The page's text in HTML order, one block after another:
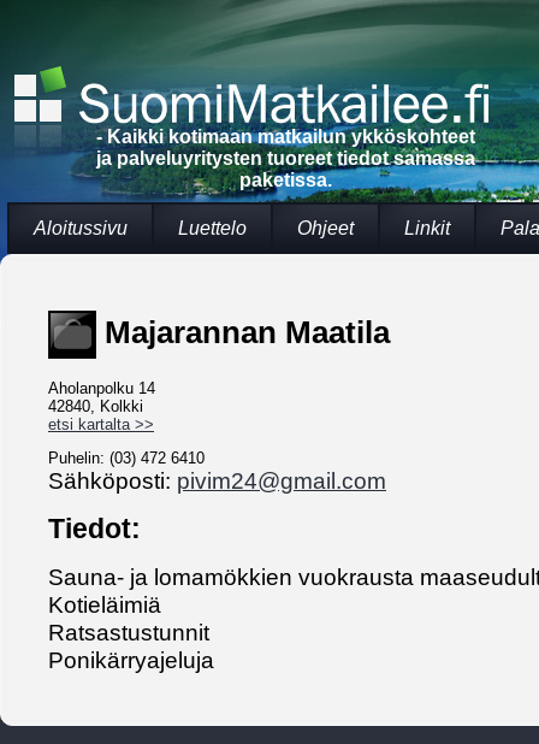
- Kaikki kotimaan matkailun ykköskohteet
ja palveluyritysten tuoreet tiedot samassa
paketissa.
Aloitussivu Luettelo Ohjeet Linkit
Majarannan Maatila
Aholanpolku 14
42840, Kolkki
etsi kartalta >>
Puhelin: (03) 472 6410
Sähköposti: pivim24@gmail.com
Tiedot:
Sauna- ja lomamökkien vuokrausta
Kotieläimiä
Ratsastustunnit
Ponikärryajeluja